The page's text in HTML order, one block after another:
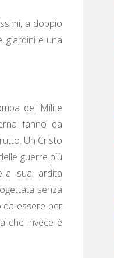
a doppio
giardini e una
del Milite
fanno da
Un Cristo
guerre più
sua ardita
senza
da essere per
che invece è